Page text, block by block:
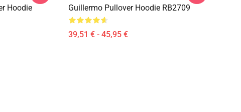
Hoodie
Guillermo Pullover Hoodie RB2709
39,51 € - 45,95 €